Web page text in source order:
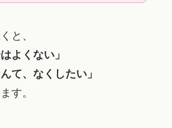
と、
よくない」
て、なくしたい」
す。